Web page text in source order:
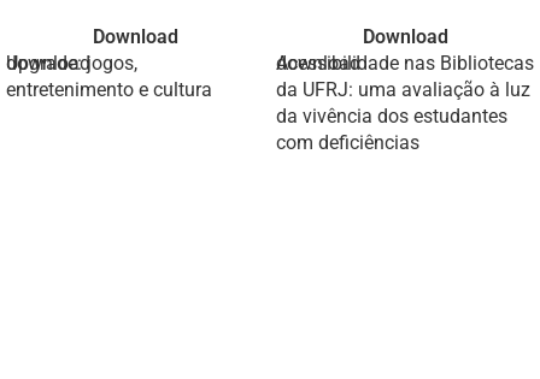
Download
Upgrade: jogos,
entretenimento e cultura
Download
Acessibilidade nas Bibliotecas
da UFRJ: uma avaliação à luz
da vivência dos estudantes
com deficiências